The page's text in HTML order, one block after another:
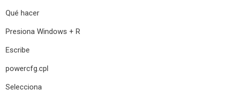
Qué hacer
Presiona Windows + R
Escribe
powercfg.cpl
Selecciona